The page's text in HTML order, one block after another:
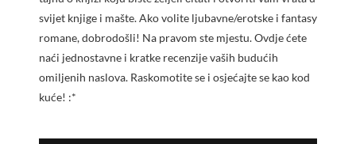
svijet knjige i mašte. Ako volite ljubavne/erotske i fantasy
romane, dobrodošli! Na pravom ste mjestu. Ovdje ćete
naći jednostavne i kratke recenzije vaših budućih
omiljenih naslova. Raskomotite se i osjećajte se kao kod
kuće! :*